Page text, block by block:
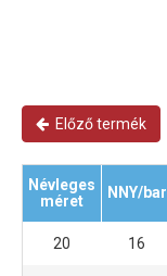
Előző termék
Névleges
méret
NNY/bar
20 16